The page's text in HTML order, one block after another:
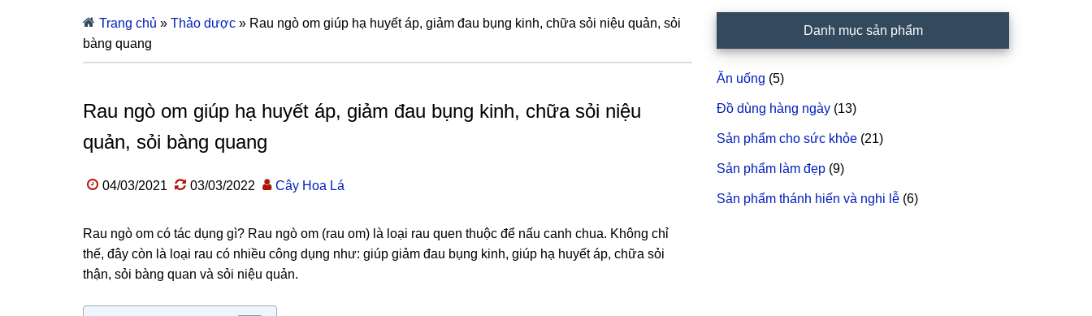
Trang chủ » Thảo dược » Rau ngò om giúp hạ huyết áp, giảm đau bụng kinh, chữa sỏi niệu quản, sỏi
bàng quang
Rau ngò om giúp hạ huyết áp, giảm đau bụng kinh, chữa sỏi niệu
quản, sỏi bàng quang
04/03/2021 03/03/2022 Cây Hoa Lá
Rau ngò om có tác dụng gì? Rau ngò om (rau om) là loại rau quen thuộc để nấu canh chua. Không chỉ
thế, đây còn là loại rau có nhiều công dụng như: giúp giảm đau bụng kinh, giúp hạ huyết áp, chữa sỏi
thận, sỏi bàng quan và sỏi niệu quản.
chính
Danh mục sản phẩm
Ăn uống (5)
Đồ dùng hàng ngày (13)
Sản phẩm cho sức khỏe (21)
Sản phẩm làm đẹp (9)
Sản phẩm thánh hiến và nghi lễ (6)